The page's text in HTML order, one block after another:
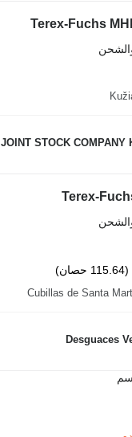
Terex-Fuchs
JOINT STOCK COMPANY
Terex-
Desguaces